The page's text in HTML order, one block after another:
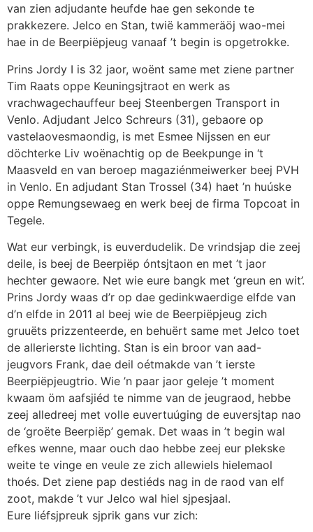
van zien adjudante heufde hae gen sekonde te
prakkezere. Jelco en Stan, twië kammeräöj wao-mei
hae in de Beerpiëpjeug vanaaf ’t begin is opgetrokke.
Prins Jordy I is 32 jaor, woënt same met ziene partner
Tim Raats oppe Keuningsjtraot en werk as
vrachwagechauffeur beej Steenbergen Transport in
Venlo. Adjudant Jelco Schreurs (31), gebaore op
vastelaovesmaondig, is met Esmee Nijssen en eur
döchterke Liv woënachtig op de Beekpunge in ‘t
Maasveld en van beroep magaziénmeiwerker beej PVH
in Venlo. En adjudant Stan Trossel (34) haet ’n huúske
oppe Remungsewaeg en werk beej de firma Topcoat in
Tegele.
Wat eur verbingk, is euverdudelik. De vrindsjap die zeej
deile, is beej de Beerpiëp óntsjtaon en met ’t jaor
hechter gewaore. Net wie eure bangk met ‘greun en wit’.
Prins Jordy waas d’r op dae gedinkwaerdige elfde van
d’n elfde in 2011 al beej wie de Beerpiëpjeug zich
gruuëts prizzenteerde, en behuërt same met Jelco toet
de allerierste lichting. Stan is ein broor van aad-
jeugvors Frank, dae deil oétmakde van ’t ierste
Beerpiëpjeugtrio. Wie ’n paar jaor geleje ’t moment
kwaam öm aafsjiéd te nimme van de jeugraod, hebbe
zeej alledreej met volle euvertuúging de euversjtap nao
de ‘groëte Beerpiëp’ gemak. Det waas in ’t begin wal
efkes wenne, maar ouch dao hebbe zeej eur plekske
weite te vinge en veule ze zich allewiels hielemaol
thoés. Det ziene pap destiéds nag in de raod van elf
zoot, makde ’t vur Jelco wal hiel sjpesjaal.
Eure liéfsjpreuk sjprik gans vur zich: